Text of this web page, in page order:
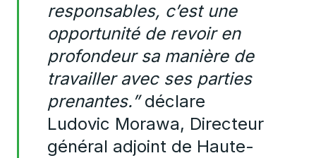
responsables, c’est une
opportunité de revoir en
profondeur sa manière de
travailler avec ses parties
prenantes.”déclare
Ludovic Morawa, Directeur
général adjoint de Haute-